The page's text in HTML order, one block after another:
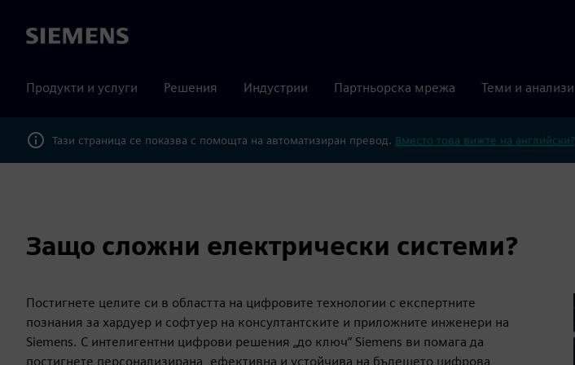
Siemens
Продукти и услуги Решения Индустрии Партньорска мрежа Теми и анализи
Тази страница се показва с помощта на автоматизиран превод. Вместо това вижте на английски?
Защо сложни електрически системи?
Постигнете целите си в областта на цифровите технологии с експертните
познания за хардуер и софтуер на консултантските и приложните инженери на
Siemens. С интелигентни цифрови решения „до ключ“ Siemens ви помага да
постигнете персонализирана, ефективна и устойчива на бъдещето цифрова